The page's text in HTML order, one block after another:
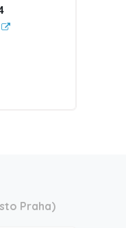
Praha)